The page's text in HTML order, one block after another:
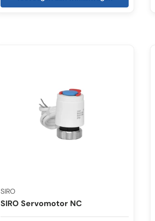
SIRO
SIRO Servomotor NC